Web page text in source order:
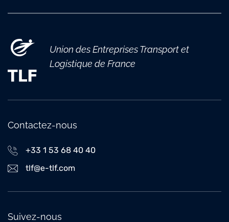
Union des Entreprises Transport et
Logistique de France
Contactez-nous
+33 1 53 68 40 40
tlf@e-tlf.com
Suivez-nous